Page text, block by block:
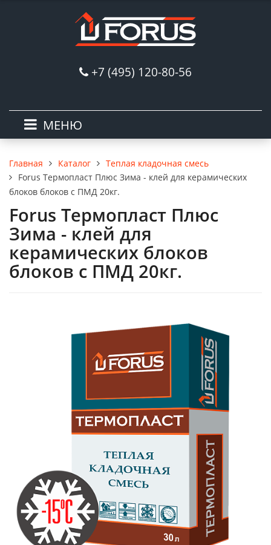
+7 (495) 120-80-56
МЕНЮ
Главная Каталог
Теплая кладочная смесь
Forus Термопласт Плюс Зима - клей для керамических
блоков блоков с ПМД 20кг.
Forus Термопласт Плюс
Зима - клей для
керамических блоков
блоков с ПМД 20кг.